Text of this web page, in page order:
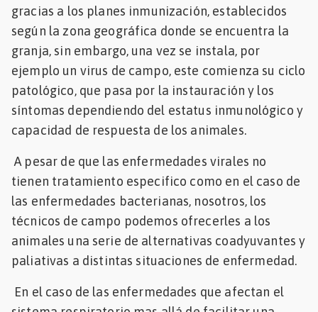
gracias a los planes inmunización, establecidos
según la zona geográfica donde se encuentra la
granja, sin embargo, una vez se instala, por
ejemplo un virus de campo, este comienza su ciclo
patológico, que pasa por la instauración y los
síntomas dependiendo del estatus inmunológico y
capacidad de respuesta de los animales.
A pesar de que las enfermedades virales no
tienen tratamiento especifico como en el caso de
las enfermedades bacterianas, nosotros, los
técnicos de campo podemos ofrecerles a los
animales una serie de alternativas coadyuvantes y
paliativas a distintas situaciones de enfermedad.
En el caso de las enfermedades que afectan el